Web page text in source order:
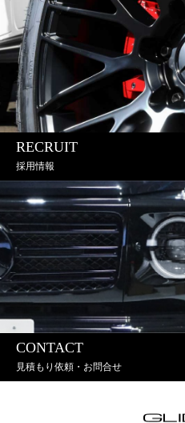
RECRUIT
採用情報
CONTACT
見積もり依頼・お問合せ